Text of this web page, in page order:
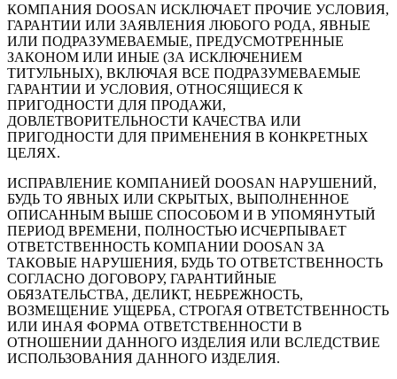
КОМПАНИЯ DOOSAN ИСКЛЮЧАЕТ ПРОЧИЕ УСЛОВИЯ,
ГАРАНТИИ ИЛИ ЗАЯВЛЕНИЯ ЛЮБОГО РОДА, ЯВНЫЕ
ИЛИ ПОДРАЗУМЕВАЕМЫЕ, ПРЕДУСМОТРЕННЫЕ
ЗАКОНОМ ИЛИ ИНЫЕ (ЗА ИСКЛЮЧЕНИЕМ
ТИТУЛЬНЫХ), ВКЛЮЧАЯ ВСЕ ПОДРАЗУМЕВАЕМЫЕ
ГАРАНТИИ И УСЛОВИЯ, ОТНОСЯЩИЕСЯ К
ПРИГОДНОСТИ ДЛЯ ПРОДАЖИ,
ДОВЛЕТВОРИТЕЛЬНОСТИ КАЧЕСТВА ИЛИ
ПРИГОДНОСТИ ДЛЯ ПРИМЕНЕНИЯ В КОНКРЕТНЫХ
ЦЕЛЯХ.
ИСПРАВЛЕНИЕ КОМПАНИЕЙ DOOSAN НАРУШЕНИЙ,
БУДЬ ТО ЯВНЫХ ИЛИ СКРЫТЫХ, ВЫПОЛНЕННОЕ
ОПИСАННЫМ ВЫШЕ СПОСОБОМ И В УПОМЯНУТЫЙ
ПЕРИОД ВРЕМЕНИ, ПОЛНОСТЬЮ ИСЧЕРПЫВАЕТ
ОТВЕТСТВЕННОСТЬ КОМПАНИИ DOOSAN ЗА
ТАКОВЫЕ НАРУШЕНИЯ, БУДЬ ТО ОТВЕТСТВЕННОСТЬ
СОГЛАСНО ДОГОВОРУ, ГАРАНТИЙНЫЕ
ОБЯЗАТЕЛЬСТВА, ДЕЛИКТ, НЕБРЕЖНОСТЬ,
ВОЗМЕЩЕНИЕ УЩЕРБА, СТРОГАЯ ОТВЕТСТВЕННОСТЬ
ИЛИ ИНАЯ ФОРМА ОТВЕТСТВЕННОСТИ В
ОТНОШЕНИИ ДАННОГО ИЗДЕЛИЯ ИЛИ ВСЛЕДСТВИЕ
ИСПОЛЬЗОВАНИЯ ДАННОГО ИЗДЕЛИЯ.